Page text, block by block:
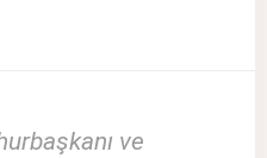
ve